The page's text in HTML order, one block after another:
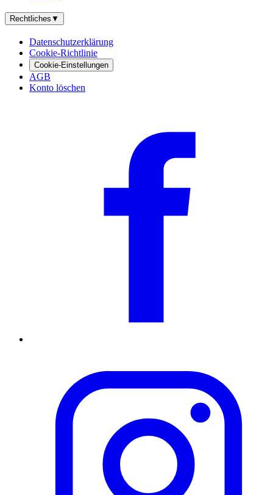
Rechtliches ▼
Datenschutzerklärung
Cookie-Richtlinie
Cookie-Einstellungen
AGB
Konto löschen